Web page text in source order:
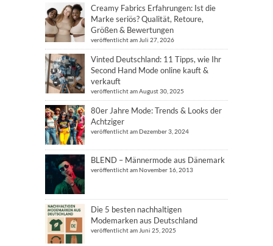
Creamy Fabrics Erfahrungen: Ist die
Marke seriös? Qualität, Retoure,
Größen & Bewertungen
veröffentlicht am Juli 27, 2026
Vinted Deutschland: 11 Tipps, wie Ihr
Second Hand Mode online kauft &
verkauft
veröffentlicht am August 30, 2025
80er Jahre Mode: Trends & Looks der
Achtziger
veröffentlicht am Dezember 3, 2024
BLEND – Männermode aus Dänemark
veröffentlicht am November 16, 2013
Die 5 besten nachhaltigen
Modemarken aus Deutschland
veröffentlicht am Juni 25, 2025